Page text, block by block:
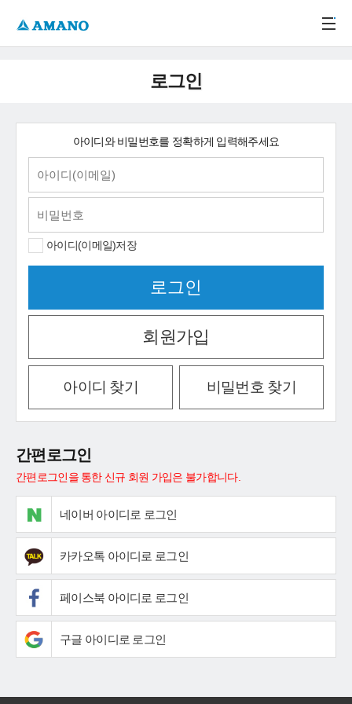
로그인
아이디와 비밀번호를 정확하게 입력해주세요
아이디(이메일)저장
회원가입
아이디 찾기 비밀번호 찾기
간편로그인
간편로그인을 통한 신규 회원 가입은 불가합니다.
네이버 아이디로 로그인
카카오톡 아이디로 로그인
페이스북 아이디로 로그인
구글 아이디로 로그인